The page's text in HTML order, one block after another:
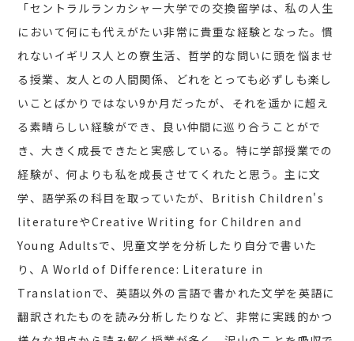
「セントラルランカシャー大学での交換留学は、私の人生
において何にも代えがたい非常に貴重な経験となった。慣
れないイギリス人との寮生活、哲学的な問いに頭を悩ませ
る授業、友人との人間関係、どれをとっても必ずしも楽し
いことばかりではない9か月だったが、それを遥かに超え
る素晴らしい経験ができ、良い仲間に巡り合うことがで
き、大きく成長できたと実感している。特に学部授業での
経験が、何よりも私を成長させてくれたと思う。主に文
学、語学系の科目を取っていたが、British Children's
literatureやCreative Writing for Children and
Young Adultsで、児童文学を分析したり自分で書いた
り、A World of Difference: Literature in
Translationで、英語以外の言語で書かれた文学を英語に
翻訳されたものを読み分析したりなど、非常に実践的かつ